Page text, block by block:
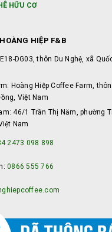
HỮU CƠ
HIỆP F&B
DG03, thôn Du Nghệ, xã
Hoàng Hiệp Coffee Farm,
Việt Nam
46/1 Trần Thị Năm, phường
Nam
2473 098 898
0866 555 766